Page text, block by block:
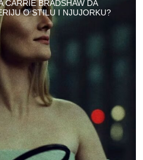
CARRIE BRADSHAW DA
O STILU I NJUJORKU?